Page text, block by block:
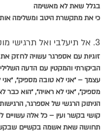
בגלל שאת לא מאשימה
כי את מתקשרת היטב ומשלימה
3. אל תיעלבי ואל תרגישי מוקטנת
זוגיות עם אספרגר עשויה לחזק את
הביקורתי והמקטין עם הדעה
עצמך – ״אני לא טובה מספיק״, ״אני
מספיק״, ״אני לא ראויה״, ״הוא כבר
הניתוק הרגשי של אספרגר,
קושי בקשר ועין – כל אלה עשויים
תחושה שאת אשמה בקשיים